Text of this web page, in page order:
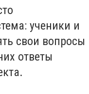
ученики и
свои вопросы
ответы